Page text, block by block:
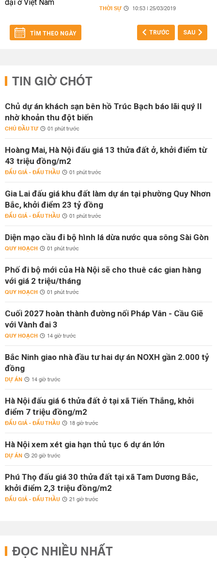
THỜI SỰ 10:53 | 25/03/2019
TÌM THEO NGÀY TRƯỚC SAU
TIN GIỜ CHÓT
Chủ dự án khách sạn bên hồ Trúc Bạch báo lãi quý II
nhờ khoản thu đột biến
CHỦ ĐẦU TƯ 01 phút trước
Hoàng Mai, Hà Nội đấu giá 13 thửa đất ở, khởi điểm từ
43 triệu đồng/m2
ĐẤU GIÁ - ĐẤU THẦU 01 phút trước
Gia Lai đấu giá khu đất làm dự án tại phường Quy Nhơn
Bắc, khởi điểm 23 tỷ đồng
ĐẤU GIÁ - ĐẤU THẦU 01 phút trước
Diện mạo cầu đi bộ hình lá dừa nước qua sông Sài Gòn
QUY HOẠCH 01 phút trước
Phố đi bộ mới của Hà Nội sẽ cho thuê các gian hàng
với giá 2 triệu/tháng
QUY HOẠCH 01 phút trước
Cuối 2027 hoàn thành đường nối Pháp Vân - Cầu Giẽ
với Vành đai 3
QUY HOẠCH 14 giờ trước
Bắc Ninh giao nhà đầu tư hai dự án NOXH gần 2.000 tỷ
đồng
DỰ ÁN 14 giờ trước
Hà Nội đấu giá 6 thửa đất ở tại xã Tiến Thắng, khởi
điểm 7 triệu đồng/m2
ĐẤU GIÁ - ĐẤU THẦU 18 giờ trước
Hà Nội xem xét gia hạn thủ tục 6 dự án lớn
DỰ ÁN 20 giờ trước
Phú Thọ đấu giá 30 thửa đất tại xã Tam Dương Bắc,
khởi điểm 2,3 triệu đồng/m2
ĐẤU GIÁ - ĐẤU THẦU 21 giờ trước
ĐỌC NHIỀU NHẤT